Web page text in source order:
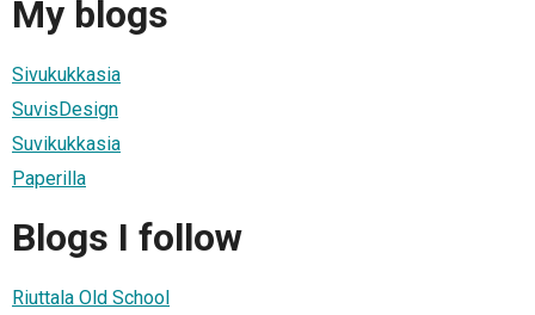
My blogs
Sivukukkasia
SuvisDesign
Suvikukkasia
Paperilla
Blogs I follow
Riuttala Old School